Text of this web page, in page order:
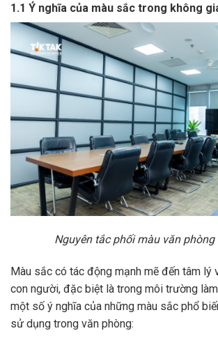
1.1 Ý nghĩa của màu sắc trong không
Nguyên tắc phối màu văn phòng
Màu sắc có tác động mạnh mẽ đến tâm lý
con người, đặc biệt là trong môi trường
một số ý nghĩa của những màu sắc phổ
sử dụng trong văn phòng: